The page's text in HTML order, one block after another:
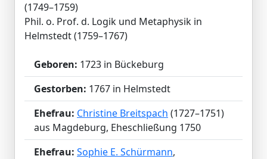
(1749–1759)
Phil. o. Prof. d. Logik und Metaphysik in
Helmstedt (1759–1767)
Geboren: 1723 in Bückeburg
Gestorben: 1767 in Helmstedt
Ehefrau: Christine Breitspach (1727–1751)
aus Magdeburg, Eheschließung 1750
Ehefrau: Sophie E. Schürmann,